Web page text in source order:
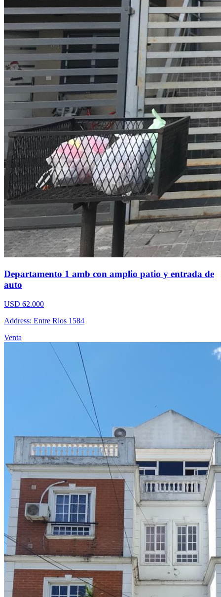
Departamento 1 amb con amplio patio y entrada de
auto
USD 62.000
Address: Entre Rios 1584
Venta